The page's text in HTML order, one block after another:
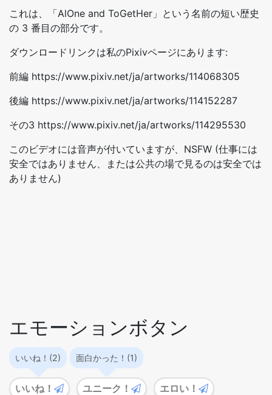
これは、「AlOne and ToGetHer」という名前の短い歴史
の 3 番目の部分です。
ダウンロードリンクは私のPixivページにあります:
前編 https://www.pixiv.net/ja/artworks/114068305
後編 https://www.pixiv.net/ja/artworks/114152287
その3 https://www.pixiv.net/ja/artworks/114295530
このビデオには音声が付いていますが、NSFW (仕事には
安全ではありません、または公共の場で見るのは安全では
ありません)
エモーションボタン
いいね！(2) 面白かった！(1)
いいね！ ユニーク！ エロい！